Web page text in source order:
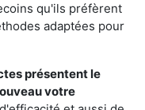
qu'ils préfèrent
adaptées pour
présentent le
votre